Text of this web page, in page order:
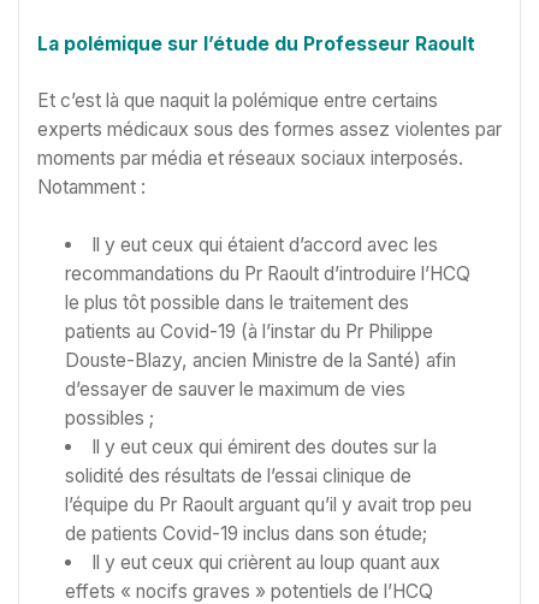
La polémique sur l’étude du Professeur Raoult
Et c’est là que naquit la polémique entre certains
experts médicaux sous des formes assez violentes par
moments par média et réseaux sociaux interposés.
Notamment :
Il y eut ceux qui étaient d’accord avec les
recommandations du Pr Raoult d’introduire l’HCQ
le plus tôt possible dans le traitement des
patients au Covid-19 (à l’instar du Pr Philippe
Douste-Blazy, ancien Ministre de la Santé) afin
d’essayer de sauver le maximum de vies
possibles ;
Il y eut ceux qui émirent des doutes sur la
solidité des résultats de l’essai clinique de
l’équipe du Pr Raoult arguant qu’il y avait trop peu
de patients Covid-19 inclus dans son étude;
Il y eut ceux qui crièrent au loup quant aux
effets « nocifs graves » potentiels de l’HCQ